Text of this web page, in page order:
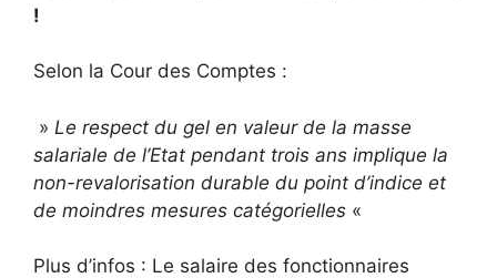
!
Selon la Cour des Comptes :
» Le respect du gel en valeur de la masse
salariale de l’Etat pendant trois ans implique la
non-revalorisation durable du point d’indice et
de moindres mesures catégorielles «
Plus d’infos : Le salaire des fonctionnaires